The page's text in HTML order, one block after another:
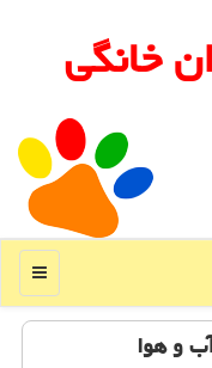
خانگی
منو
و هوا